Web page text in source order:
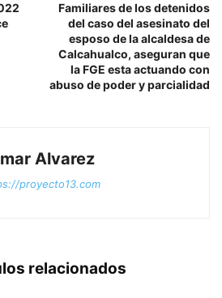
Familiares de los detenidos
del caso del asesinato del
esposo de la alcaldesa de
Calcahualco, aseguran que
la FGE esta actuando con
abuso de poder y parcialidad
Alvarez
proyecto13.com
relacionados